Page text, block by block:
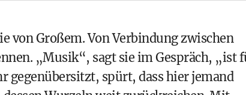
von Großem. Von Verbindung zwischen
„Musik“, sagt sie im Gespräch, „ist
gegenübersitzt, spürt, dass hier jemand